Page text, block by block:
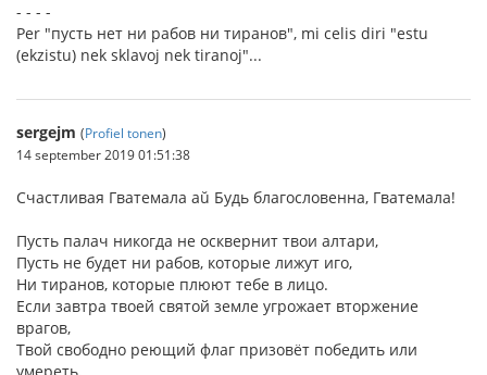
- - - -
Per "пусть нет ни рабов ни тиранов", mi celis diri "estu
(ekzistu) nek sklavoj nek tiranoj"...
sergejm (Profiel tonen)
14 september 2019 01:51:38
Счастливая Гватемала aŭ Будь благословенна, Гватемала!
Пусть палач никогда не осквернит твои алтари,
Пусть не будет ни рабов, которые лижут иго,
Ни тиранов, которые плюют тебе в лицо.
Если завтра твоей святой земле угрожает вторжение
врагов,
Твой свободно реющий флаг призовёт победить или